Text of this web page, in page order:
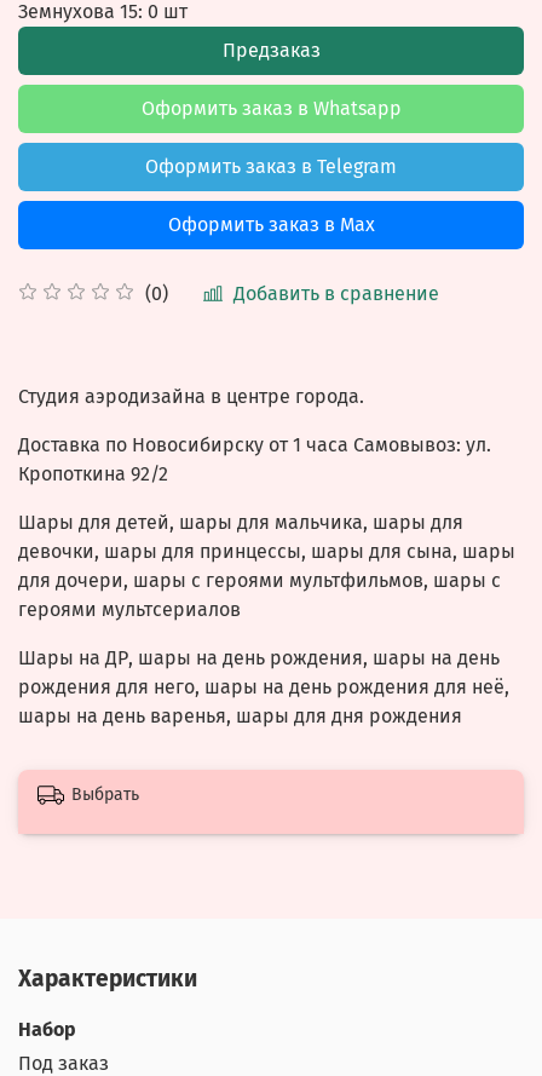
(0) Добавить в сравнение
Земнухова 15: 0 шт
Предзаказ
Оформить заказ в Whatsapp
Оформить заказ в Telegram
Оформить заказ в Max
Студия аэродизайна в центре города.
Доставка по Новосибирску от 1 часа Самовывоз: ул.
Кропоткина 92/2
Шары для детей, шары для мальчика, шары для
девочки, шары для принцессы, шары для сына, шары
для дочери, шары с героями мультфильмов, шары с
героями мультсериалов
Шары на ДР, шары на день рождения, шары на день
рождения для него, шары на день рождения для неё,
шары на день варенья, шары для дня рождения
Выбрать
Характеристики
Набор
Под заказ